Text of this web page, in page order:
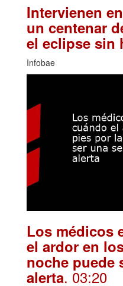
Intervienen
un centenar
el eclipse sin
Infobae
Los médicos
el ardor en
noche puede
alerta. 03:20